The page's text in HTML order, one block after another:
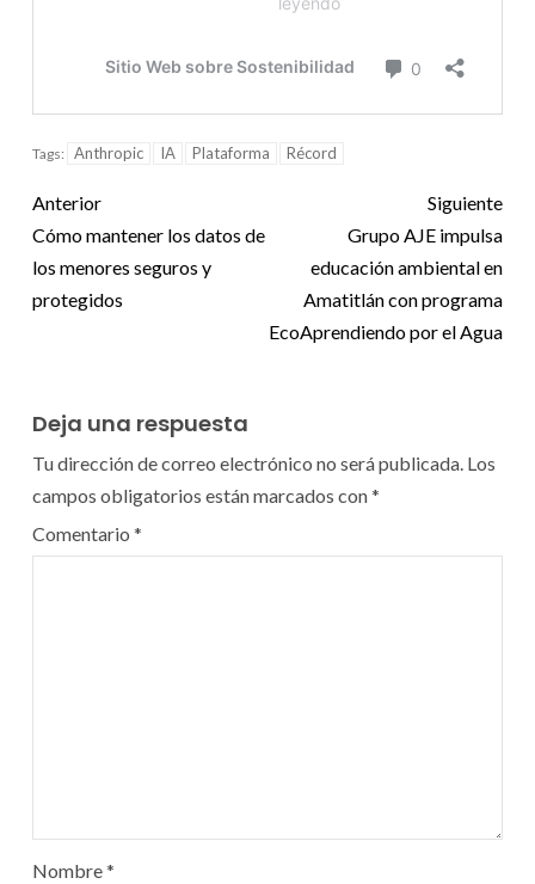
Tags: Anthropic IA Plataforma Récord
Anterior
Cómo mantener los datos de
los menores seguros y
protegidos
Siguiente
Grupo AJE impulsa
educación ambiental en
Amatitlán con programa
EcoAprendiendo por el Agua
Deja una respuesta
Tu dirección de correo electrónico no será publicada. Los
campos obligatorios están marcados con*
Comentario *
Nombre*